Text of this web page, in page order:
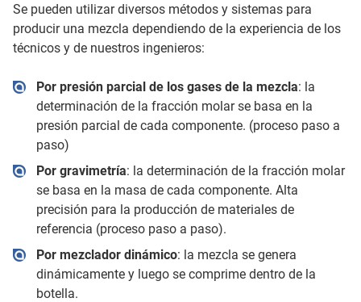
Se pueden utilizar diversos métodos y sistemas para
producir una mezcla dependiendo de la experiencia de los
técnicos y de nuestros ingenieros:
Por presión parcial de los gases de la mezcla: la
determinación de la fracción molar se basa en la
presión parcial de cada componente. (proceso paso a
paso)
Por gravimetría: la determinación de la fracción molar
se basa en la masa de cada componente. Alta
precisión para la producción de materiales de
referencia (proceso paso a paso).
Por mezclador dinámico: la mezcla se genera
dinámicamente y luego se comprime dentro de la
botella.